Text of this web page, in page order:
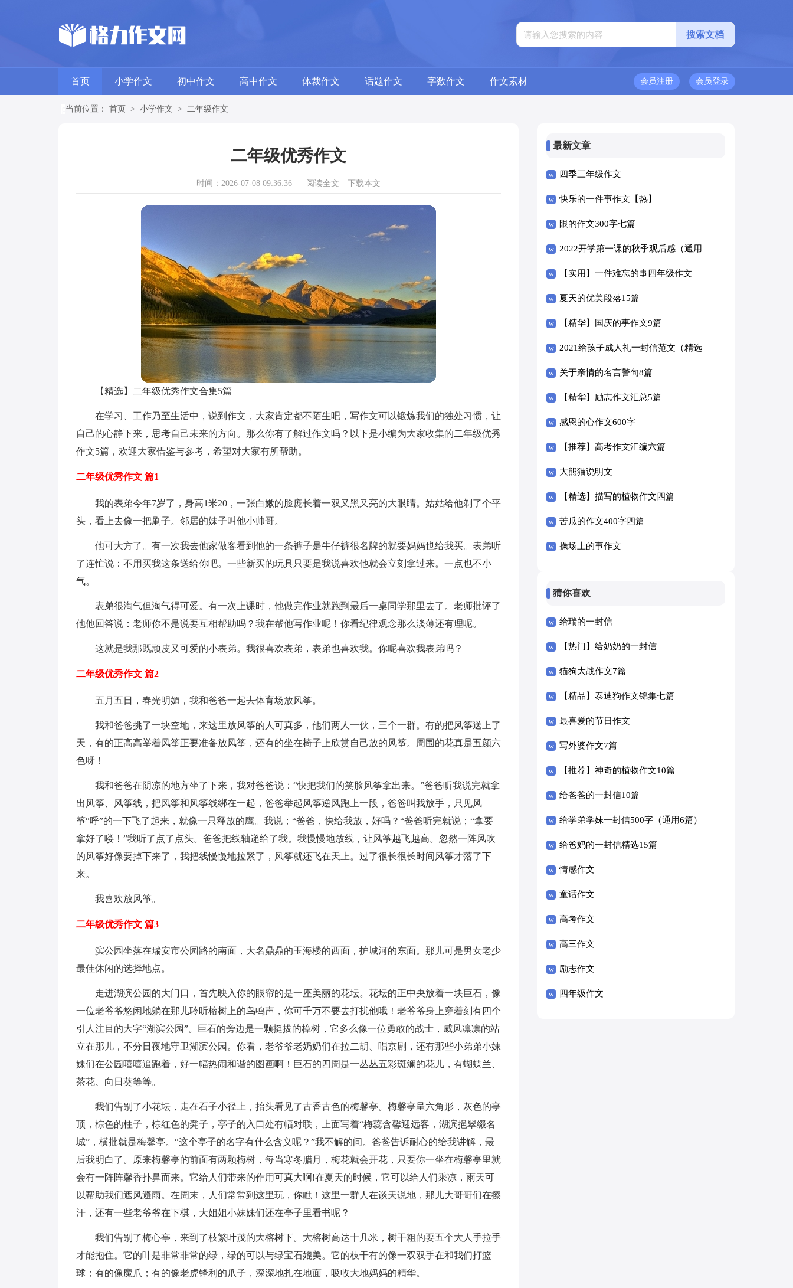
首页 小学作文 初中作文 高中作文 体裁作文 话题作文 字数作文 作文素材 会员登录
会员注册
当前位置： 首页 > 小学作文 > 二年级作文
二年级优秀作文
时间：2026-07-08 09:36:36 阅读全文 下载本文
【精选】二年级优秀作文合集5篇
在学习、工作乃至生活中，说到作文，大家肯定都不陌生吧，写作文可以锻炼我们的独处习惯，让
自己的心静下来，思考自己未来的方向。那么你有了解过作文吗？以下是小编为大家收集的二年级优秀
作文5篇，欢迎大家借鉴与参考，希望对大家有所帮助。
二年级优秀作文 篇1
我的表弟今年7岁了，身高1米20，一张白嫩的脸庞长着一双又黑又亮的大眼睛。姑姑给他剃了个平
头，看上去像一把刷子。邻居的妹子叫他小帅哥。
他可大方了。有一次我去他家做客看到他的一条裤子是牛仔裤很名牌的就要妈妈也给我买。表弟听
了连忙说：不用买我这条送给你吧。一些新买的玩具只要是我说喜欢他就会立刻拿过来。一点也不小
气。
表弟很淘气但淘气得可爱。有一次上课时，他做完作业就跑到最后一桌同学那里去了。老师批评了
他他回答说：老师你不是说要互相帮助吗？我在帮他写作业呢！你看纪律观念那么淡薄还有理呢。
这就是我那既顽皮又可爱的小表弟。我很喜欢表弟，表弟也喜欢我。你呢喜欢我表弟吗？
二年级优秀作文 篇2
五月五日，春光明媚，我和爸爸一起去体育场放风筝。
我和爸爸挑了一块空地，来这里放风筝的人可真多，他们两人一伙，三个一群。有的把风筝送上了
天，有的正高高举着风筝正要准备放风筝，还有的坐在椅子上欣赏自己放的风筝。周围的花真是五颜六
色呀！
我和爸爸在阴凉的地方坐了下来，我对爸爸说：“快把我们的笑脸风筝拿出来。”爸爸听我说完就拿
出风筝、风筝线，把风筝和风筝线绑在一起，爸爸举起风筝逆风跑上一段，爸爸叫我放手，只见风
筝“呼”的一下飞了起来，就像一只释放的鹰。我说；“爸爸，快给我放，好吗？“爸爸听完就说；“拿要
拿好了喽！”我听了点了点头。爸爸把线轴递给了我。我慢慢地放线，让风筝越飞越高。忽然一阵风吹
的风筝好像要掉下来了，我把线慢慢地拉紧了，风筝就还飞在天上。过了很长很长时间风筝才落了下
来。
我喜欢放风筝。
二年级优秀作文 篇3
滨公园坐落在瑞安市公园路的南面，大名鼎鼎的玉海楼的西面，护城河的东面。那儿可是男女老少
最佳休闲的选择地点。
走进湖滨公园的大门口，首先映入你的眼帘的是一座美丽的花坛。花坛的正中央放着一块巨石，像
一位老爷爷悠闲地躺在那儿聆听榕树上的鸟鸣声，你可千万不要去打扰他哦！老爷爷身上穿着刻有四个
引人注目的大字“湖滨公园”。巨石的旁边是一颗挺拔的樟树，它多么像一位勇敢的战士，威风凛凛的站
立在那儿，不分日夜地守卫湖滨公园。你看，老爷爷老奶奶们在拉二胡、唱京剧，还有那些小弟弟小妹
妹们在公园嘻嘻追跑着，好一幅热闹和谐的图画啊！巨石的四周是一丛丛五彩斑斓的花儿，有蝴蝶兰、
茶花、向日葵等等。
我们告别了小花坛，走在石子小径上，抬头看见了古香古色的梅馨亭。梅馨亭呈六角形，灰色的亭
顶，棕色的柱子，棕红色的凳子，亭子的入口处有幅对联，上面写着“梅蕊含馨迎远客，湖滨挹翠缀名
城”，横批就是梅馨亭。“这个亭子的名字有什么含义呢？”我不解的问。爸爸告诉耐心的给我讲解，最
后我明白了。原来梅馨亭的前面有两颗梅树，每当寒冬腊月，梅花就会开花，只要你一坐在梅馨亭里就
会有一阵阵馨香扑鼻而来。它给人们带来的作用可真大啊!在夏天的时候，它可以给人们乘凉，雨天可
以帮助我们遮风避雨。在周末，人们常常到这里玩，你瞧！这里一群人在谈天说地，那儿大哥哥们在擦
汗，还有一些老爷爷在下棋，大姐姐小妹妹们还在亭子里看书呢？
我们告别了梅心亭，来到了枝繁叶茂的大榕树下。大榕树高达十几米，树干粗的要五个大人手拉手
才能抱住。它的叶是非常非常的绿，绿的可以与绿宝石媲美。它的枝干有的像一双双手在和我们打篮
球；有的像魔爪；有的像老虎锋利的爪子，深深地扎在地面，吸收大地妈妈的精华。
最新文章
四季三年级作文
快乐的一件事作文【热】
眼的作文300字七篇
2022开学第一课的秋季观后感（通用
14篇）
【实用】一件难忘的事四年级作文
300字3篇
夏天的优美段落15篇
【精华】国庆的事作文9篇
2021给孩子成人礼一封信范文（精选
6篇）
关于亲情的名言警句8篇
【精华】励志作文汇总5篇
感恩的心作文600字
【推荐】高考作文汇编六篇
大熊猫说明文
【精选】描写的植物作文四篇
苦瓜的作文400字四篇
操场上的事作文
猜你喜欢
给瑞的一封信
【热门】给奶奶的一封信
猫狗大战作文7篇
【精品】泰迪狗作文锦集七篇
最喜爱的节日作文
写外婆作文7篇
【推荐】神奇的植物作文10篇
给爸爸的一封信10篇
给学弟学妹一封信500字（通用6篇）
给爸妈的一封信精选15篇
情感作文
童话作文
高考作文
高三作文
励志作文
四年级作文